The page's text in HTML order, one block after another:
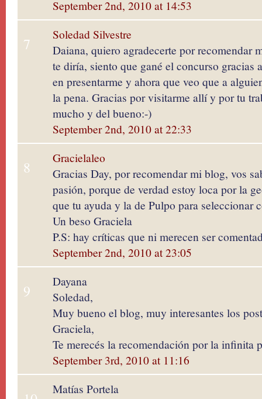
September 2nd, 2010 at 14:53
7
Soledad Silvestre
Daiana, quiero agradecerte por recomendar
te diría, siento que gané el concurso gracias
en presentarme y ahora que veo que a
la pena. Gracias por visitarme allí y por tu
mucho y del bueno:-)
September 2nd, 2010 at 22:33
8
Gracielaleo
Gracias Day, por recomendar mi blog, vos
pasión, porque de verdad estoy loca por la
que tu ayuda y la de Pulpo para seleccionar
Un beso Graciela
P.S: hay críticas que ni merecen ser
September 2nd, 2010 at 23:05
9
Dayana
Soledad,
Muy bueno el blog, muy interesantes los
Graciela,
Te merecés la recomendación por la infinita
September 3rd, 2010 at 11:16
Matías Portela